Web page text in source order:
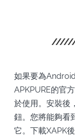
如果要為
APKPURE的官
於使用。安裝後
鈕。您將能夠看
它。下載XAPK